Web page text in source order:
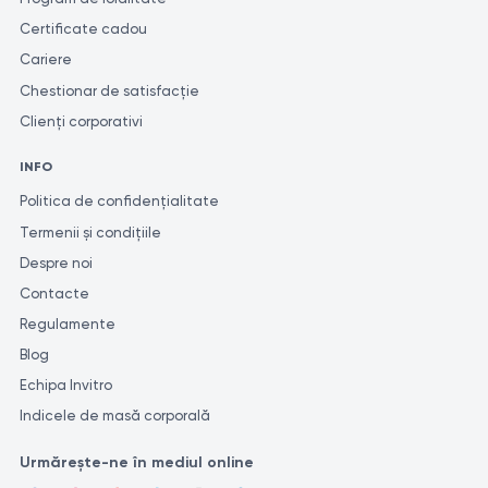
Certificate cadou
Cariere
Chestionar de satisfacție
Clienți corporativi
INFO
Politica de confidențialitate
Termenii și condițiile
Despre noi
Contacte
Regulamente
Blog
Echipa Invitro
Indicele de masă corporală
Urmărește-ne în mediul online